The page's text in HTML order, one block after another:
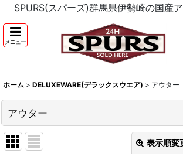
SPURS(スパーズ)群馬県伊勢崎の国産
メニュー
ホーム > DELUXEWARE(デラックスウエア) > アウター
アウター
表示順変